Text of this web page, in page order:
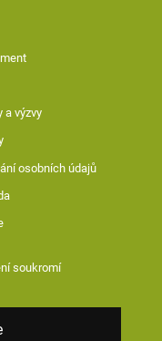
a výzvy
osobních údajů
soukromí